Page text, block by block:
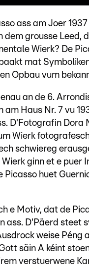
ass am Joer
dem grousse Leed,
Wierk? De
mat
Opbau vum
an de 6.
am Haus Nr. 7 vu
D'Fotografin Dora
Wierk
schwiereg
ginn et e puer
Picasso huet
e Motiv, dat de
ass. D'Päerd steet
weise Péng
säin A kéint
verstuerwene